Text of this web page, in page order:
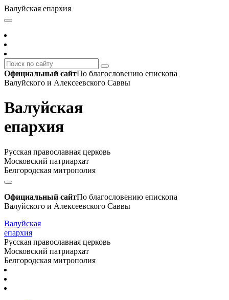
Валуйская епархия
Официальный сайтПо благословению епископа
Валуйского и Алексеевского Саввы
Валуйская
епархия
Русская православная церковь
Московский патриархат
Белгородская митрополия
Официальный сайтПо благословению епископа
Валуйского и Алексеевского Саввы
Валуйская
епархия
Русская православная церковь
Московский патриархат
Белгородская митрополия